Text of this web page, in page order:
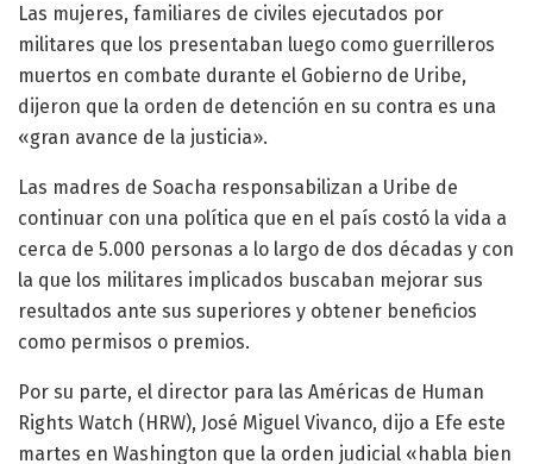
Las mujeres, familiares de civiles ejecutados por
militares que los presentaban luego como guerrilleros
muertos en combate durante el Gobierno de Uribe,
dijeron que la orden de detención en su contra es una
«gran avance de la justicia».
Las madres de Soacha responsabilizan a Uribe de
continuar con una política que en el país costó la vida a
cerca de 5.000 personas a lo largo de dos décadas y con
la que los militares implicados buscaban mejorar sus
resultados ante sus superiores y obtener beneficios
como permisos o premios.
Por su parte, el director para las Américas de Human
Rights Watch (HRW), José Miguel Vivanco, dijo a Efe este
martes en Washington que la orden judicial «habla bien